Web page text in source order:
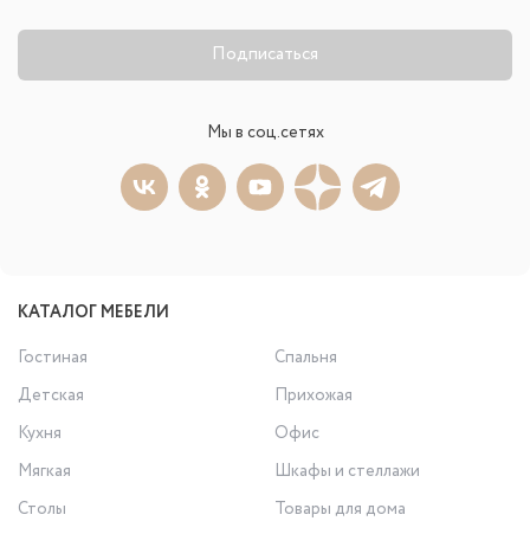
Подписаться
Мы в соц.сетях
КАТАЛОГ МЕБЕЛИ
Гостиная
Спальня
Детская
Прихожая
Кухня
Офис
Мягкая
Шкафы и стеллажи
Столы
Товары для дома